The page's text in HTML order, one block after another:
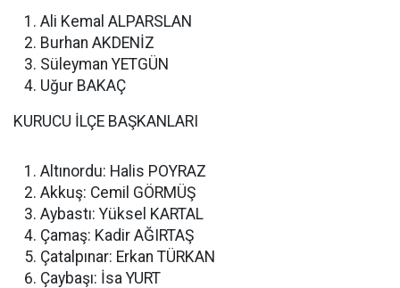
Ali Kemal ALPARSLAN
Burhan AKDENİZ
Süleyman YETGÜN
Uğur BAKAÇ
KURUCU İLÇE BAŞKANLARI
Altınordu: Halis POYRAZ
Akkuş: Cemil GÖRMÜŞ
Aybastı: Yüksel KARTAL
Çamaş: Kadir AĞIRTAŞ
Çatalpınar: Erkan TÜRKAN
Çaybaşı: İsa YURT